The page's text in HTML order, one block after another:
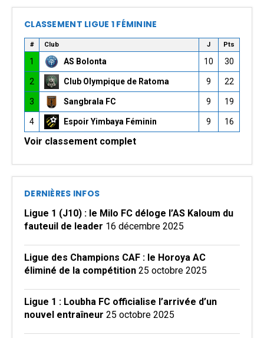
CLASSEMENT LIGUE 1 FÉMININE
# Club J Pts
1 AS Bolonta 10 30
2 Club Olympique de Ratoma 9 22
3 Sangbrala FC 9 19
4 Espoir Yimbaya Féminin 9 16
Voir classement complet
DERNIÈRES INFOS
Ligue 1 (J10) : le Milo FC déloge l’AS Kaloum du
fauteuil de leader 16 décembre 2025
Ligue des Champions CAF : le Horoya AC
éliminé de la compétition 25 octobre 2025
Ligue 1 : Loubha FC officialise l’arrivée d’un
nouvel entraîneur 25 octobre 2025